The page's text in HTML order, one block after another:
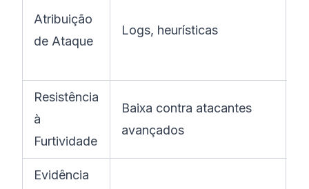
Atribuição
de Ataque
Logs, heurísticas
Resistência
à
Furtividade
Baixa contra atacantes
avançados
Evidência